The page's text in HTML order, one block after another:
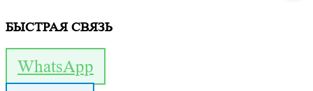
БЫСТРАЯ СВЯЗЬ
WhatsApp